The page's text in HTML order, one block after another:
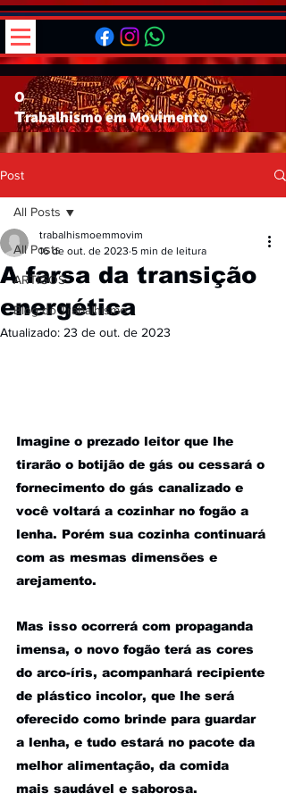
O
Trabalhismo emMovimento
Post
All Posts
ARTIGOS
Blog do Trabalhismo
All Posts
A farsa da transição
energética
trabalhismoemmovim
16 de out. de 2023 5 min de leitura
Atualizado: 23 de out. de 2023
Imagine o prezado leitor que lhe
tirarão o botijão de gás ou cessará o
fornecimento do gás canalizado e
você voltará a cozinhar no fogão a
lenha. Porém sua cozinha continuará
com as mesmas dimensões e
arejamento.
Mas isso ocorrerá com propaganda
imensa, o novo fogão terá as cores
do arco-íris, acompanhará recipiente
de plástico incolor, que lhe será
oferecido como brinde para guardar
a lenha, e tudo estará no pacote da
melhor alimentação, da comida
mais saudável e saborosa.